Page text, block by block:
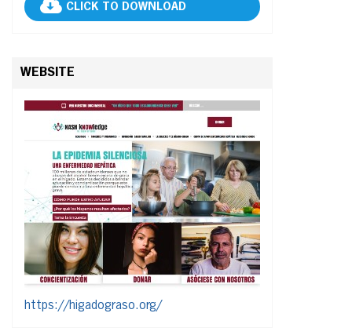
CLICK TO DOWNLOAD
WEBSITE
https://higadograso.org/